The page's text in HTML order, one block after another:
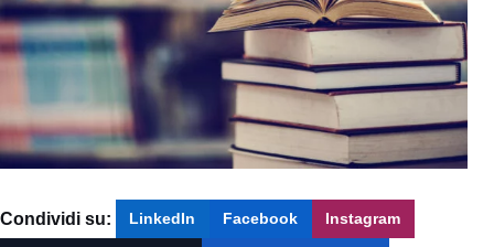
Condividi su: LinkedIn Facebook Instagram